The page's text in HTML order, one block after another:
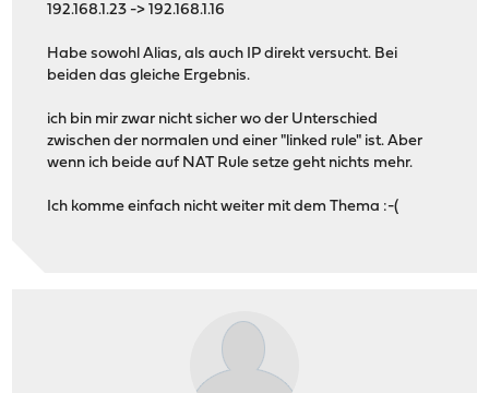
192.168.1.23 -> 192.168.1.16
Habe sowohl Alias, als auch IP direkt versucht. Bei
beiden das gleiche Ergebnis.
ich bin mir zwar nicht sicher wo der Unterschied
zwischen der normalen und einer "linked rule" ist. Aber
wenn ich beide auf NAT Rule setze geht nichts mehr.
Ich komme einfach nicht weiter mit dem Thema :-(